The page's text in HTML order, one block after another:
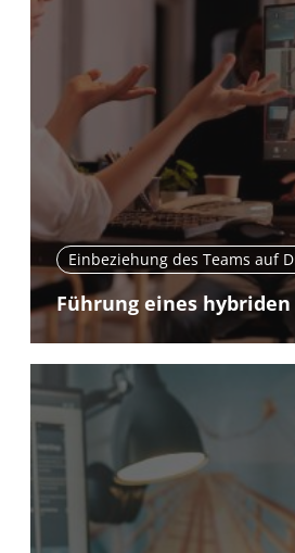
Einbeziehung des Teams auf
Führung eines hybriden